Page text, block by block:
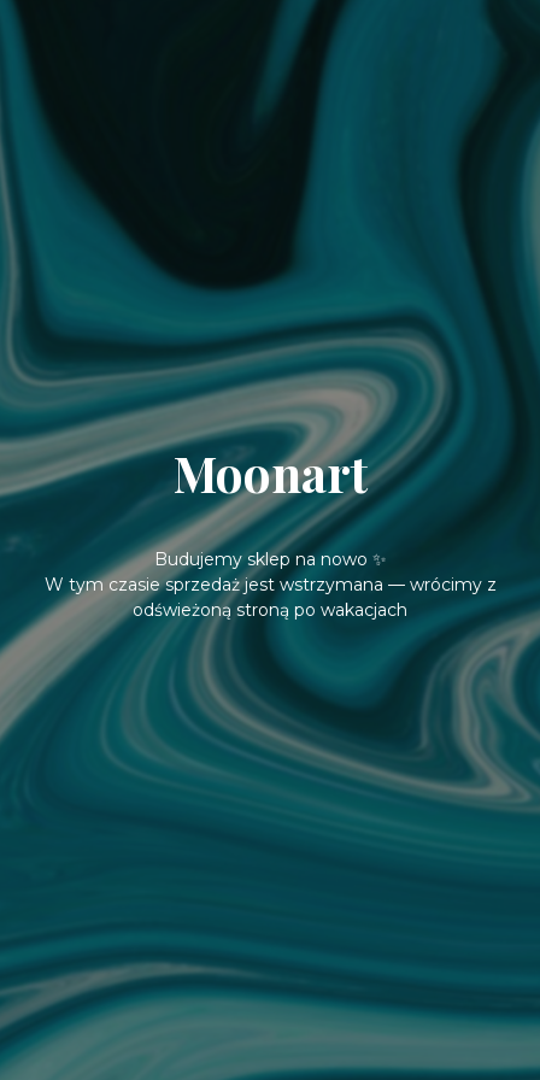
Moonart
Budujemy sklep na nowo ✨
W tym czasie sprzedaż jest wstrzymana — wrócimy z
odświeżoną stroną po wakacjach